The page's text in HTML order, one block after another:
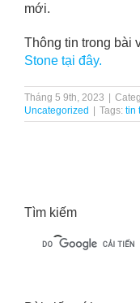
mới.
Thông tin trong bài
Stone tại đây.
Tháng 5 9th, 2023 |
Uncategorized | Tags: tin
Tìm kiếm